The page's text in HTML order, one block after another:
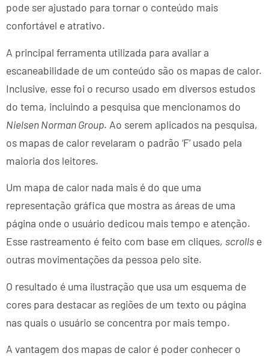
pode ser ajustado para tornar o conteúdo mais
confortável e atrativo.
A principal ferramenta utilizada para avaliar a
escaneabilidade de um conteúdo são os mapas de calor.
Inclusive, esse foi o recurso usado em diversos estudos
do tema, incluindo a pesquisa que mencionamos do
Nielsen Norman Group. Ao serem aplicados na pesquisa,
os mapas de calor revelaram o padrão ‘F’ usado pela
maioria dos leitores.
Um mapa de calor nada mais é do que uma
representação gráfica que mostra as áreas de uma
página onde o usuário dedicou mais tempo e atenção.
Esse rastreamento é feito com base em cliques, scrolls e
outras movimentações da pessoa pelo site.
O resultado é uma ilustração que usa um esquema de
cores para destacar as regiões de um texto ou página
nas quais o usuário se concentra por mais tempo.
A vantagem dos mapas de calor é poder conhecer o